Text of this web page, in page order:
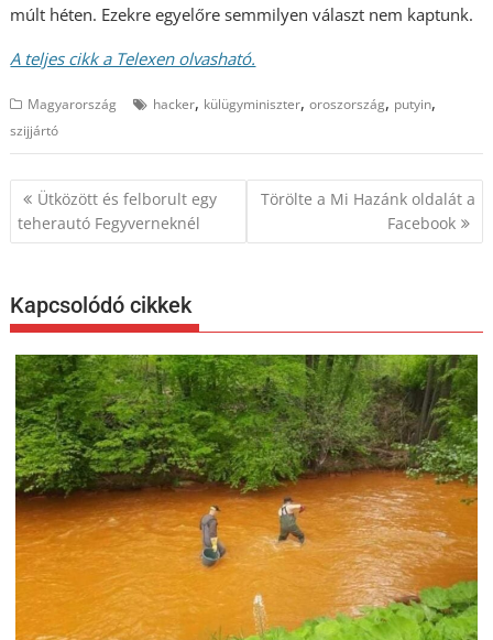
múlt héten. Ezekre egyelőre semmilyen választ nem kaptunk.
A teljes cikk a Telexen olvasható.
Magyarország hacker, külügyminiszter,oroszország, putyin,
szijjártó
Bejegyzés
navigáció
Ütközött és felborult egy
teherautó Fegyverneknél
Törölte a Mi Hazánk oldalát a
Facebook
Kapcsolódó cikkek